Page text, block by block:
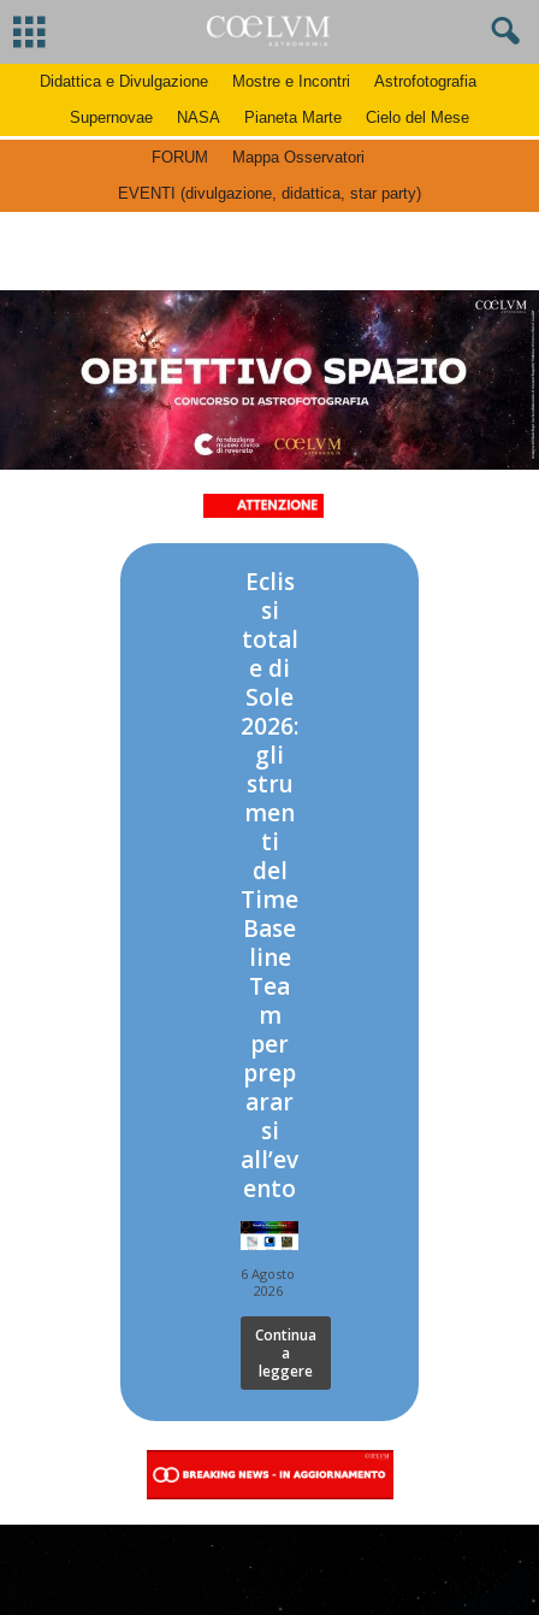
Didattica e Divulgazione Mostre e Incontri
Astrofotografia
Supernovae
NASA Pianeta Marte Cielo del Mese
FORUM
Mappa Osservatori
EVENTI (divulgazione, didattica, star party)
Eclis
si
total
e di
Sole
2026:
gli
stru
men
ti
del
Time
Base
line
Tea
m
per
prep
arar
si
all’ev
ento
6 Agosto
2026
Continua
a
leggere